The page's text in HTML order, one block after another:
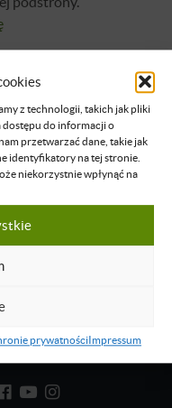
z technologii, takich jak pliki
do informacji o
przetwarzać dane, takie jak
identyfikatory na tej stronie.
niekorzystnie wpłynąć na
prywatnościImpressum
Fundacji Espa.
dom seniora.